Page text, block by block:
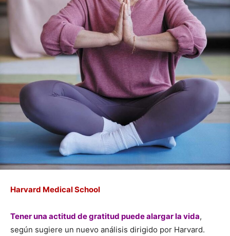
Harvard Medical School
Tener una actitud de gratitud puede alargar la vida,
según sugiere un nuevo análisis dirigido por Harvard.